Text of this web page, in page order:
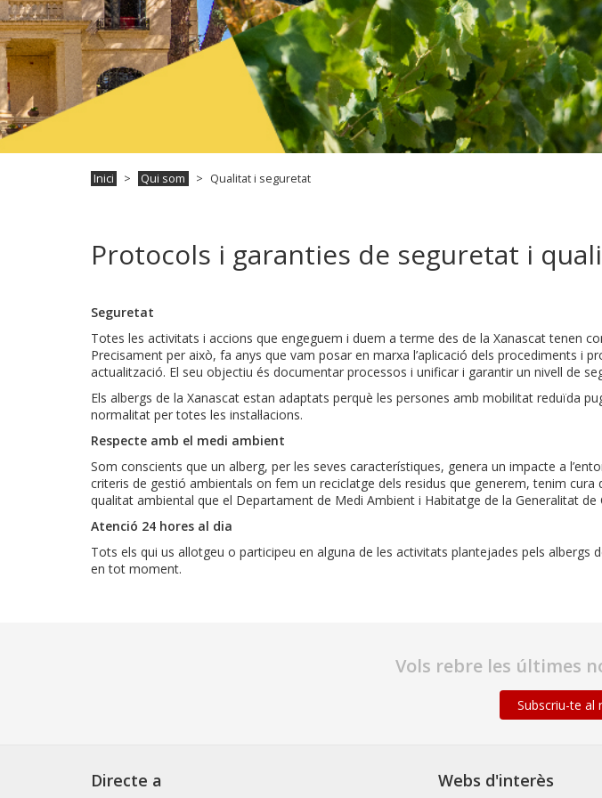
Inici Qui som Qualitat i seguretat
Protocols i garanties de seguretat i
Seguretat
Totes les activitats i accions que engeguem i duem a terme des de la Xanascat tenen
Precisament per això, fa anys que vam posar en marxa l’aplicació dels procediments
actualització. El seu objectiu és documentar processos i unificar i garantir un nivell de
Els albergs de la Xanascat estan adaptats perquè les persones amb mobilitat reduïda
normalitat per totes les instal·lacions.
Respecte amb el medi ambient
Som conscients que un alberg, per les seves característiques, genera un impacte a
criteris de gestió ambientals on fem un reciclatge dels residus que generem, tenim cura
qualitat ambiental que el Departament de Medi Ambient i Habitatge de la Generalitat de
Atenció 24 hores al dia
Tots els qui us allotgeu o participeu en alguna de les activitats plantejades pels
en tot moment.
Vols rebre les últimes
Subscriu-te al
Directe a Webs d'interès